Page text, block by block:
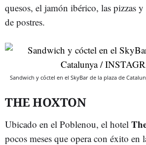
quesos, el jamón ibérico, las pizzas
de postres.
Sandwich y cóctel en el SkyBar de la plaza de
THE HOXTON
Ubicado en el Poblenou, el hotel
pocos meses que opera con éxito en